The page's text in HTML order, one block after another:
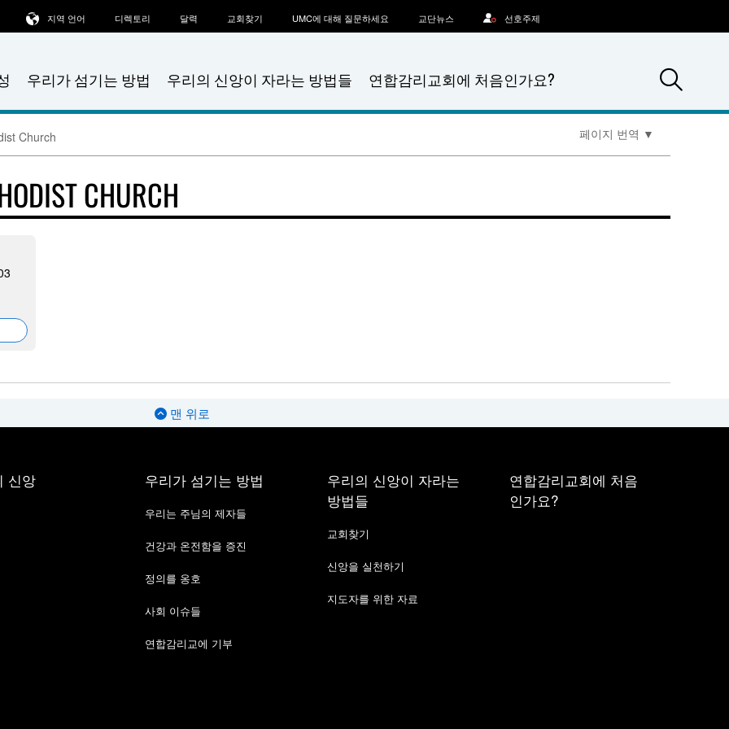
우리가 섬기는 방법 우리의 신앙이 자라는 방법들 연합감리교회에 처음인가요?
지역 언어 디렉토리 달력 교회찾기 UMC에 대해 질문하세요 교단뉴스 선호주제
Church 페이지 번역 ▼
CHURCH
맨 위로
신앙 우리가 섬기는 방법
우리는 주님의 제자들
건강과 온전함을 증진
정의를 옹호
사회 이슈들
연합감리교에 기부
우리의 신앙이 자라는
방법들
교회찾기
신앙을 실천하기
지도자를 위한 자료
연합감리교회에 처음
인가요?